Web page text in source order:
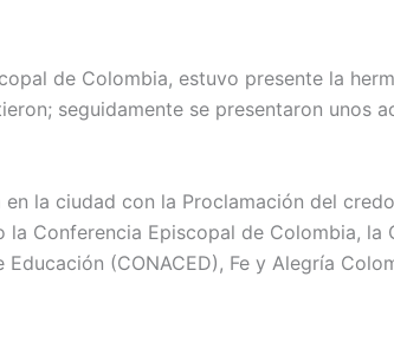
de Colombia, estuvo presente la
seguidamente se presentaron unos
la ciudad con la Proclamación del
Conferencia Episcopal de Colombia,
(CONACED), Fe y Alegría